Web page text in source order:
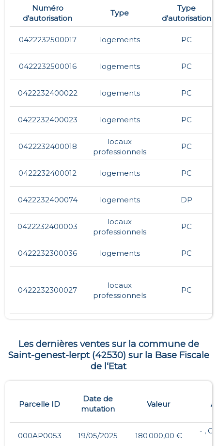
Numéro
d’autorisation
Type
Type
d’autorisation
0422232500017 logements PC
0422232500016 logements PC
0422232400022 logements PC
0422232400023 logements PC
0422232400018
locaux
professionnels
PC
0422232400012 logements PC
0422232400074 logements DP
0422232400003
locaux
professionnels
PC
0422232300036 logements PC
0422232300027
locaux
professionnels
PC
Les dernières ventes sur la commune de
Saint-genest-lerpt(42530) sur la Base Fiscale
de l‘Etat
Parcelle ID
Date de
mutation
Valeur
000AP0053 19/05/2025 180 000,00 €
- ,